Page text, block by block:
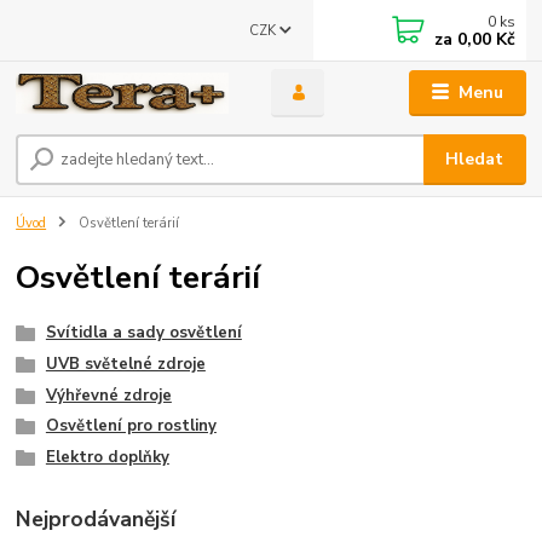
Menu
CZK
Hledat
0 ks
za 0,00 Kč
Úvod Osvětlení terárií
Osvětlení terárií
Svítidla a sady osvětlení
UVB světelné zdroje
Výhřevné zdroje
Osvětlení pro rostliny
Elektro doplňky
Nejprodávanější